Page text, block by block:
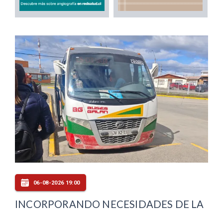
06-08-2026 19:00
INCORPORANDO NECESIDADES DE LA